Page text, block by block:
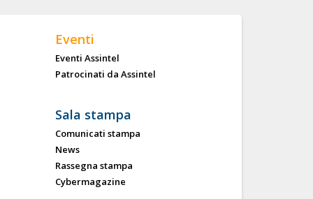
Eventi
Eventi Assintel
Patrocinati da Assintel
Sala stampa
Comunicati stampa
News
Rassegna stampa
Cybermagazine